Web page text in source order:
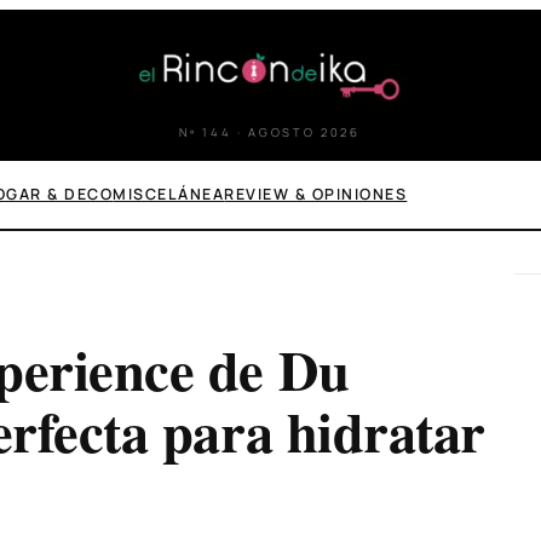
Nº 144 · AGOSTO 2026
& DECOMISCELÁNEAREVIEW & OPINIONES
de Du
para hidratar